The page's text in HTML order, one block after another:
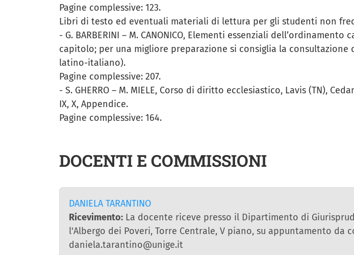
Pagine complessive: 123.
Libri di testo ed eventuali materiali di lettura per gli studenti non
- G. BARBERINI – M. CANONICO, Elementi essenziali
capitolo; per una migliore preparazione si consiglia la consultazione
latino-italiano).
Pagine complessive: 207.
- S. GHERRO – M. MIELE, Corso di diritto ecclesiastico, Lavis (TN),
IX, X, Appendice.
Pagine complessive: 164.
DOCENTI E COMMISSIONI
DANIELA TARANTINO
Ricevimento:La docente riceve presso il Dipartimento di
l'Albergo dei Poveri, Torre Centrale, V piano, su appuntamento
daniela.tarantino@unige.it